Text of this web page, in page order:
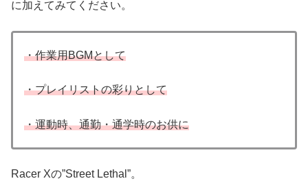
に加えてみてください。
・作業用BGMとして
・プレイリストの彩りとして
・運動時、通勤・通学時のお供に
Racer Xの”Street Lethal”。